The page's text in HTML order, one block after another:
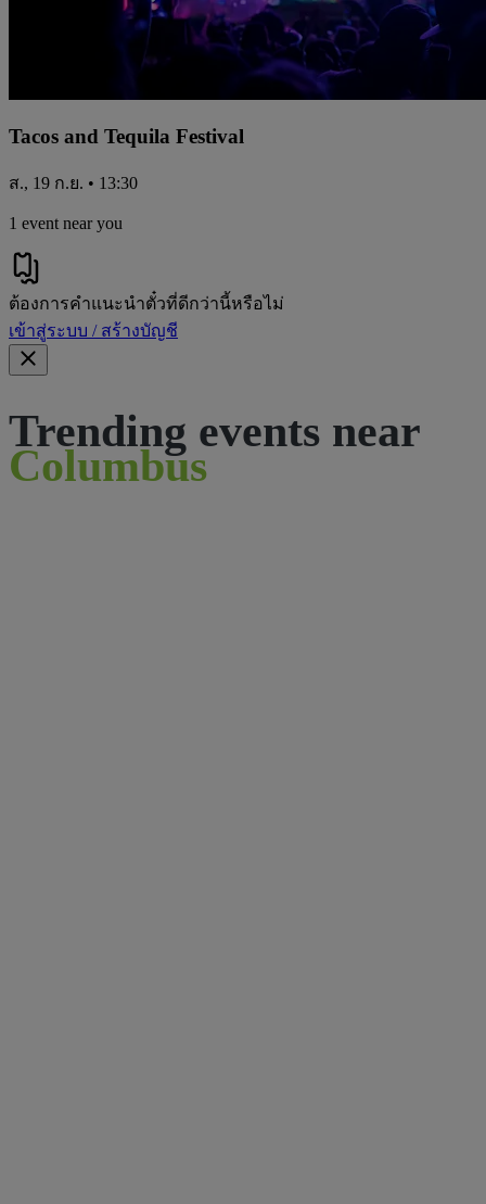
Tacos and Tequila Festival
ส., 19 ก.ย. • 13:30
1 event near you
ต้องการคําแนะนําตั๋วที่ดีกว่านี้หรือไม่
เข้าสู่ระบบ / สร้างบัญชี
Trending events near
Columbus